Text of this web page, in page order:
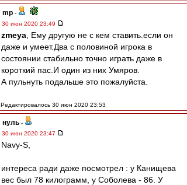
mp -
30 июн 2020 23:49
zmeya , Ему другую не с кем ставить.если он
даже и умеет.Два с половиной игрока в
состоянии стабильно точно играть даже в
короткий пас.И один из них Умяров.
А пульнуть подальше это пожалуйста.
Редактировалось 30 июн 2020 23:53
нуль -
30 июн 2020 23:47
Navy-S,
интереса ради даже посмотрел : у Канищева
вес был 78 килограмм, у Соболева - 86. У